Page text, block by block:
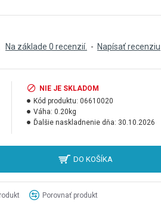
Na základe 0 recenzií. - Napísať recenziu
NIE JE SKLADOM
Kód produktu: 06610020
Váha: 0.20kg
Ďalšie naskladnenie dňa: 30.10.2026
DO KOŠÍKA
Porovnať produkt